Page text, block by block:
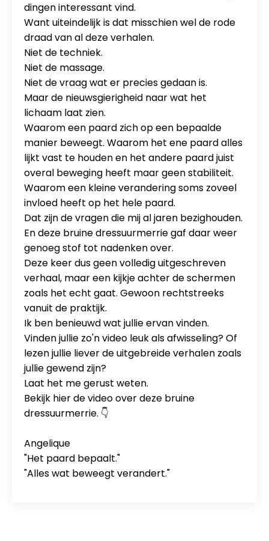
dingen interessant vind.
Want uiteindelijk is dat misschien wel de rode
draad van al deze verhalen.
Niet de techniek.
Niet de massage.
Niet de vraag wat er precies gedaan is.
Maar de nieuwsgierigheid naar wat het
lichaam laat zien.
Waarom een paard zich op een bepaalde
manier beweegt. Waarom het ene paard alles
lijkt vast te houden en het andere paard juist
overal beweging heeft maar geen stabiliteit.
Waarom een kleine verandering soms zoveel
invloed heeft op het hele paard.
Dat zijn de vragen die mij al jaren bezighouden.
En deze bruine dressuurmerrie gaf daar weer
genoeg stof tot nadenken over.
Deze keer dus geen volledig uitgeschreven
verhaal, maar een kijkje achter de schermen
zoals het echt gaat. Gewoon rechtstreeks
vanuit de praktijk.
Ik ben benieuwd wat jullie ervan vinden.
Vinden jullie zo'n video leuk als afwisseling? Of
lezen jullie liever de uitgebreide verhalen zoals
jullie gewend zijn?
Laat het me gerust weten.
Bekijk hier de video over deze bruine
dressuurmerrie. 👇
Angelique
"Het paard bepaalt."
"Alles wat beweegt verandert."